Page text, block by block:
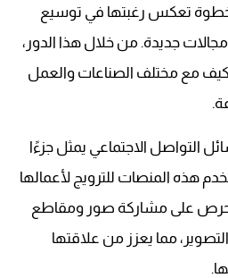
تعكس رغبتها في توسيع
جديدة. من خلال هذا الدور،
مع مختلف الصناعات والعمل
التواصل الاجتماعي يمثل جزءًا
هذه المنصات للترويج لأعمالها
على مشاركة صور ومقاطع
مما يعزز من علاقتها